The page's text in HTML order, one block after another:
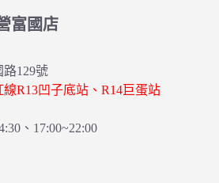
富國店
129號
線R13凹子底站、R14巨蛋站
、17:00~22:00